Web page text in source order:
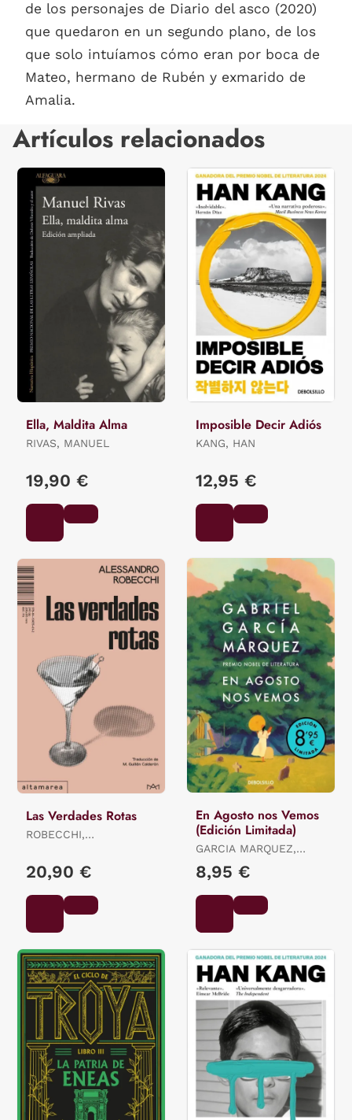
de los personajes de Diario del asco (2020)
que quedaron en un segundo plano, de los
que solo intuíamos cómo eran por boca de
Mateo, hermano de Rubén y exmarido de
Amalia.
Artículos relacionados
Ella, Maldita Alma
RIVAS, MANUEL
19,90 €
Imposible Decir Adiós
KANG, HAN
12,95 €
Las Verdades Rotas
ROBECCHI,
20,90 €
En Agosto nos Vemos
(Edición Limitada)
GARCIA MARQUEZ,
8,95 €